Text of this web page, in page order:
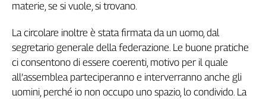
Valle
Veneto
Archivio
Storico
1955-
2014
materie, se si vuole, si trovano.
La circolare inoltre è stata firmata da un uomo, dal
segretario generale della federazione. Le buone pratiche
ci consentono di essere coerenti, motivo per il quale
all’assemblea parteciperanno e interverranno anche gli
uomini, perché io non occupo uno spazio, lo condivido. La